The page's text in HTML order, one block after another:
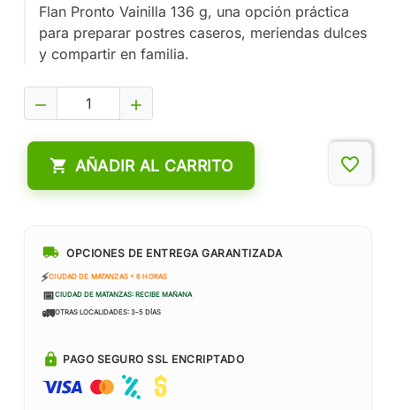
Flan Pronto Vainilla 136 g, una opción práctica
para preparar postres caseros, meriendas dulces
y compartir en familia.
 
 AÑADIR AL CARRITO favorite_border
local_shipping OPCIONES DE ENTREGA GARANTIZADA
⚡CIUDAD DE MATANZAS < 6 HORAS
📅CIUDAD DE MATANZAS: RECIBE MAÑANA
🚛OTRAS LOCALIDADES: 3-5 DÍAS
lock PAGO SEGURO SSL ENCRIPTADO